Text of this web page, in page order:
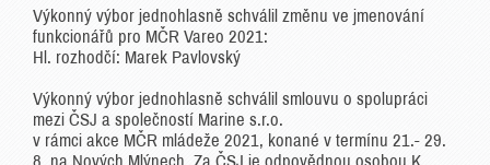
Výkonný výbor jednohlasně schválil změnu ve jmenování
funkcionářů pro MČR Vareo 2021:
Hl. rozhodčí: Marek Pavlovský
Výkonný výbor jednohlasně schválil smlouvu o spolupráci
mezi ČSJ a společností Marine s.r.o.
v rámci akce MČR mládeže 2021, konané v termínu 21.- 29.
8. na Nových Mlýnech. Za ČSJ je odpovědnou osobou K.